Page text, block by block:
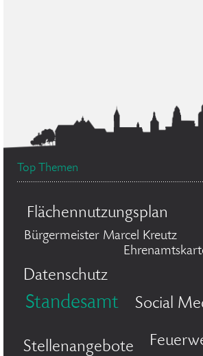
Top Themen
Flächennutzungsplan
Bürgermeister Marcel Kreutz
Datenschutz
Standesamt Social
Stellenangebote